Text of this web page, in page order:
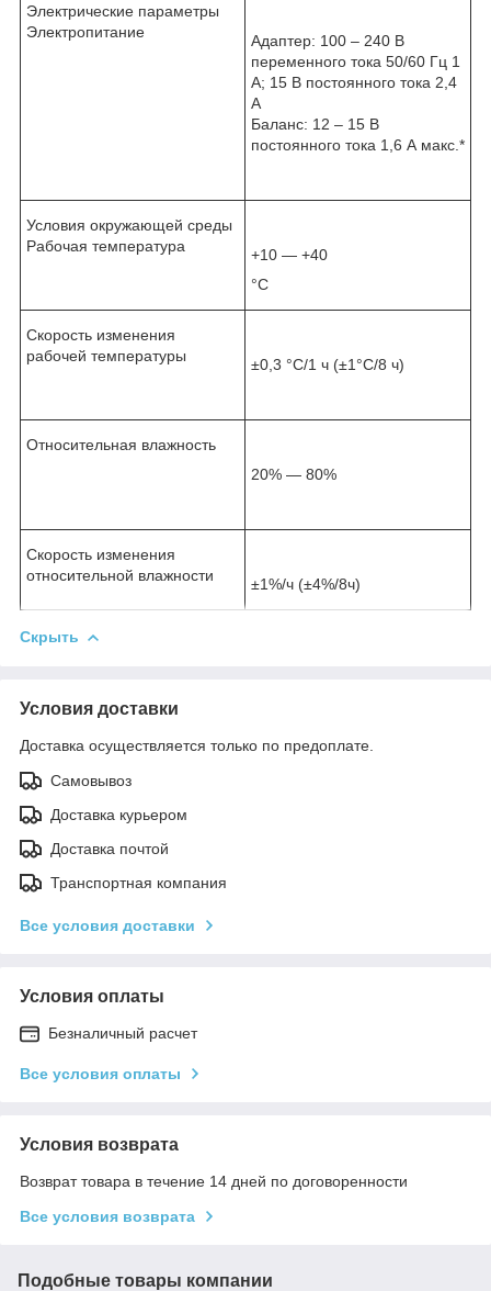
Электрические параметры
Электропитание
Адаптер: 100 – 240 В
переменного тока 50/60 Гц 1
А; 15 В постоянного тока 2,4
А
Баланс: 12 – 15 В
постоянного тока 1,6 А макс.*
Условия окружающей среды
Рабочая температура
+10 — +40
°С
Скорость изменения
рабочей температуры
±0,3 °C/1 ч (±1°C/8 ч)
Относительная влажность
20% — 80%
Скорость изменения
относительной влажности
±1%/ч (±4%/8ч)
Скрыть
Условия доставки
Доставка осуществляется только по предоплате.
Самовывоз
Доставка курьером
Доставка почтой
Транспортная компания
Все условия доставки
Условия оплаты
Безналичный расчет
Все условия оплаты
Условия возврата
Возврат товара в течение 14 дней по договоренности
Все условия возврата
Подобные товары компании